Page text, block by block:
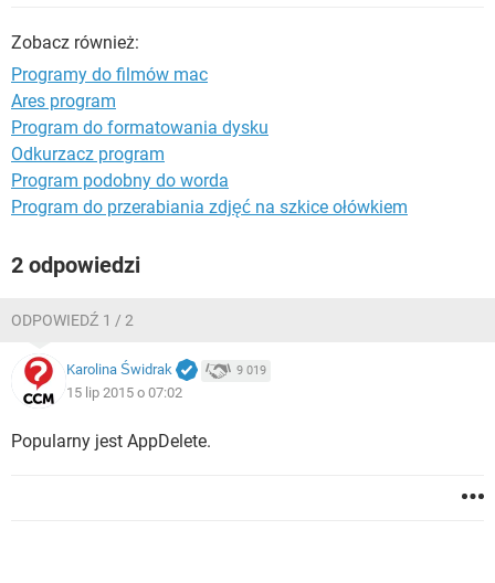
Zobacz również:
Programy do filmów mac
Ares program
Program do formatowania dysku
Odkurzacz program
Program podobny do worda
Program do przerabiania zdjęć na szkice ołówkiem
2 odpowiedzi
ODPOWIEDŹ 1 / 2
Karolina Świdrak 9 019
15 lip 2015 o 07:02
Popularny jest AppDelete.